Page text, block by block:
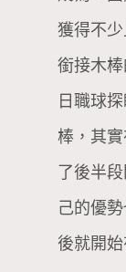
獲得不
銜接木
日職球
棒，其
了後半
己的優
後就開始